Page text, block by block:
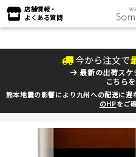
店舗情報・
よくある質問
今から注文で
最新の出荷スケ
こちら
熊本地震の影響により九州への配送に
のHPをご